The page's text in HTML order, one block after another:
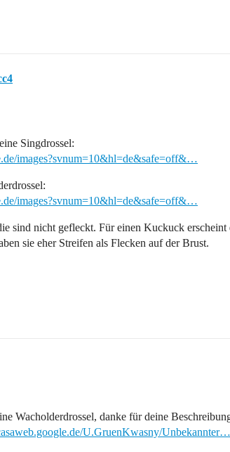
Singdrossel:
images?svnum=10&hl=de&safe=off&…
images?svnum=10&hl=de&safe=off&…
sind nicht gefleckt. Für einen Kuckuck
sie eher Streifen als Flecken auf der Brust.
Wacholderdrossel, danke für deine
U.GruenKwasny/Unbekannter…